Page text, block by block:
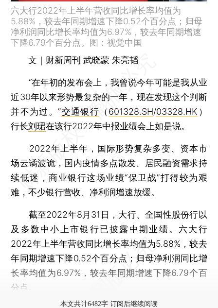
六大行2022年上半年营收同比增长率均值为
5.88%，较去年同期增速下降0.52个百分点；归母
净利润同比增长率均值为6.97%，较去年同期增速
下降6.79个百分点。图：视觉中国
文｜财新周刊 武晓蒙 朱亮韬
“在年初的发布会上，我曾说今年可能是我从业
近30年以来形势最复杂的一年，现在发现这个判断
并不为过。”交通银行 （601328.SH/03328.HK ）
行长刘珺在该行2022年中报业绩会上如是说。
2022年上半年，国际形势复杂多变、资本市
场云谲波诡，国内疫情多点散发、居民融资需求持
续低迷，商业银行这场业绩“保卫战”打得较为艰
难，不少银行营收、净利润增速放缓。
截至2022年8月31日，大行、全国性股份行以
及多数中小上市银行已披露中期业绩。六大行
2022年上半年营收同比增长率均值为5.88%，较去
年同期增速下降0.52个百分点；归母净利润同比增
长率均值为6.97%，较去年同期增速下降6.79个百
分点。
本文共计6482字 订阅后继续阅读